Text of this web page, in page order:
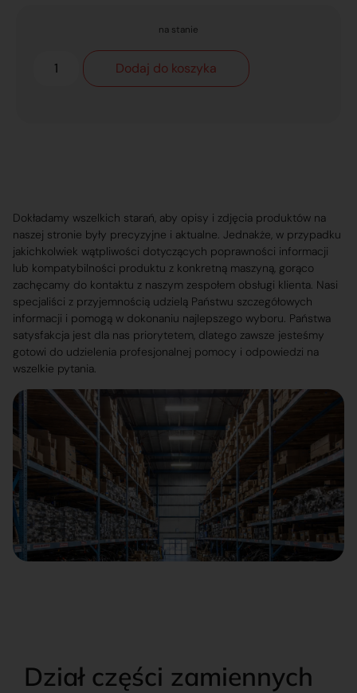
na stanie
Dodaj do koszyka
Dokładamy wszelkich starań, aby opisy i zdjęcia produktów na
naszej stronie były precyzyjne i aktualne. Jednakże, w przypadku
jakichkolwiek wątpliwości dotyczących poprawności informacji
lub kompatybilności produktu z konkretną maszyną, gorąco
zachęcamy do kontaktu z naszym zespołem obsługi klienta. Nasi
specjaliści z przyjemnością udzielą Państwu szczegółowych
informacji i pomogą w dokonaniu najlepszego wyboru. Państwa
satysfakcja jest dla nas priorytetem, dlatego zawsze jesteśmy
gotowi do udzielenia profesjonalnej pomocy i odpowiedzi na
wszelkie pytania.
Dział części zamiennych